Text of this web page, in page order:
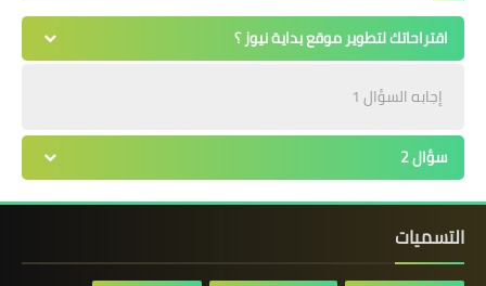
اقتراحاتك لتطوير موقع بداية نيوز ؟
إجابه السؤال 1
سؤال 2
التسميات